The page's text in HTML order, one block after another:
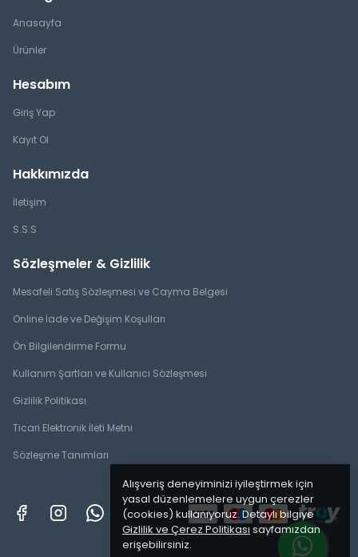
Alışveriş deneyiminizi iyileştirmek için
yasal düzenlemelere uygun çerezler
(cookies) kullanıyoruz. Detaylı bilgiye
Gizlilik ve Çerez Politikası sayfamızdan
erişebilirsiniz.
Anasayfa
Ürünler
Hesabım
Giriş Yap
Kayıt Ol
Hakkımızda
İletişim
S.S.S
Sözleşmeler & Gizlilik
Mesafeli Satış Sözleşmesi ve Cayma Belgesi
Online İade ve Değişim Koşulları
Ön Bilgilendirme Formu
Kullanım Şartları ve Kullanıcı Sözleşmesi
Gizlilik Politikası
Ticari Elektronik İleti Metni
Sözleşme Tanımları